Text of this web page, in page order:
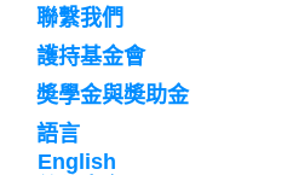
聯繫我們
護持基金會
奬學金與奬助金
語言
English